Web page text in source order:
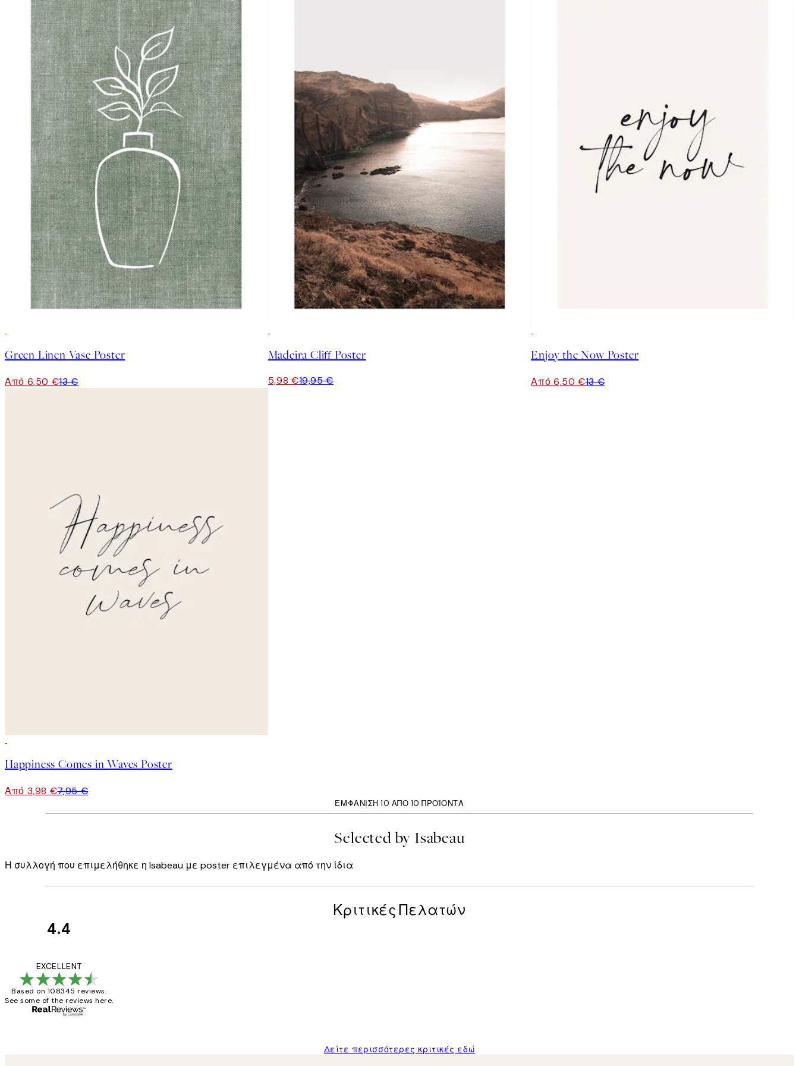
Green Linen Vase Poster
Από 6,50 €13 €
Madeira Cliff Poster
5,98 €19,95 €
Enjoy the Now Poster
Από 6,50 €13 €
Happiness Comes in Waves Poster
Από 3,98 €7,95 €
ΕΜΦΆΝΙΣΗ 10 ΑΠΌ 10 ΠΡΟΪΌΝΤΑ
Selected by Isabeau
Η συλλογή που επιμελήθηκε η Isabeau με poster επιλεγμένα από την ίδια
Κριτικές Πελατών
4.4
EXCELLENT
Based on 108345 reviews.
See some of the reviews here.
Δείτε περισσότερες κριτικές εδώ